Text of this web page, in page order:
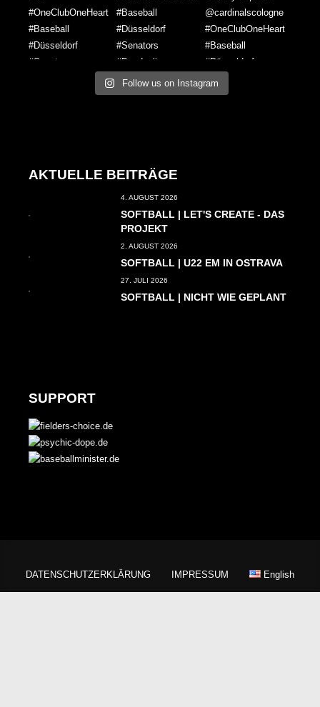
Follow us on Instagram
AKTUELLE BEITRÄGE
4. AUGUST 2026
SOFTBALL | LET'S CREATE - DAS
PROJEKT
2. AUGUST 2026
SOFTBALL | U22 EM IN OSTRAVA
27. JULI 2026
SOFTBALL | NICHT WIE GEPLANT
SUPPORT
DATENSCHUTZERKLÄRUNG IMPRESSUM English